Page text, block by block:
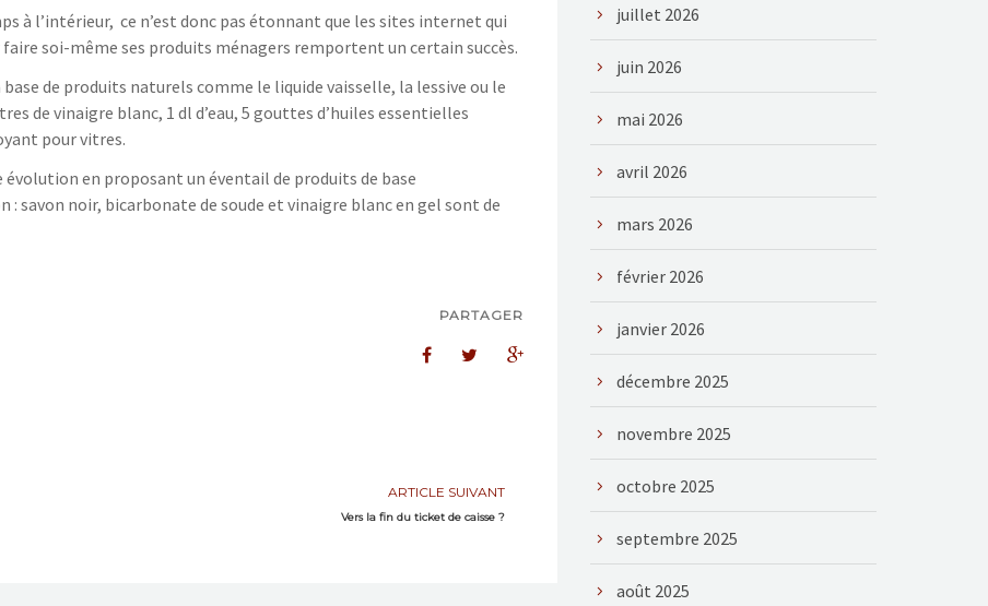
à l’intérieur, ce n’est donc pas étonnant que les sites internet qui
soi-même ses produits ménagers remportent un certain succès.
de produits naturels comme le liquide vaisselle, la lessive ou le
de vinaigre blanc, 1 dl d’eau, 5 gouttes d’huiles essentielles
pour vitres.
en proposant un éventail de produits de base
savon noir, bicarbonate de soude et vinaigre blanc en gel sont de
PARTAGER
ARTICLE SUIVANT
Vers la fin du ticket de caisse ?
juillet 2026
juin 2026
mai 2026
avril 2026
mars 2026
février 2026
janvier 2026
décembre 2025
novembre 2025
octobre 2025
septembre 2025
août 2025